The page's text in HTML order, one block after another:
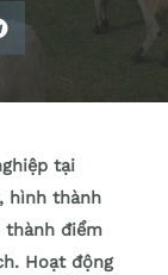
tại
hình thành
thành điểm
Hoạt động